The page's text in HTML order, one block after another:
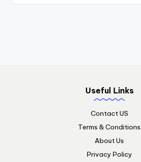
Useful Links
Contact US
Terms & Conditions
About Us
Privacy Policy